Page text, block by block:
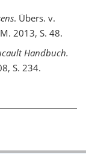
. Übers. v.
2013, S. 48.
Handbuch.
S. 234.